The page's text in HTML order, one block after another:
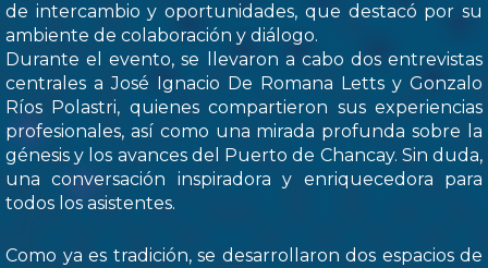
de intercambio y oportunidades, que destacó por su
ambiente de colaboración y diálogo.
Durante el evento, se llevaron a cabo dos entrevistas
centrales a José Ignacio De Romana Letts y Gonzalo
Ríos Polastri, quienes compartieron sus experiencias
profesionales, así como una mirada profunda sobre la
génesis y los avances del Puerto de Chancay. Sin duda,
una conversación inspiradora y enriquecedora para
todos los asistentes.
Como ya es tradición, se desarrollaron dos espacios de